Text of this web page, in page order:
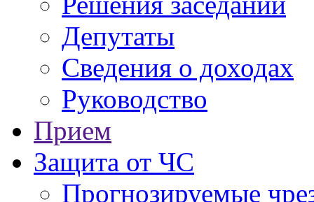
Депутаты
Сведения о доходах
Руководство
Прием
Защита от ЧС
Прогнозируемые